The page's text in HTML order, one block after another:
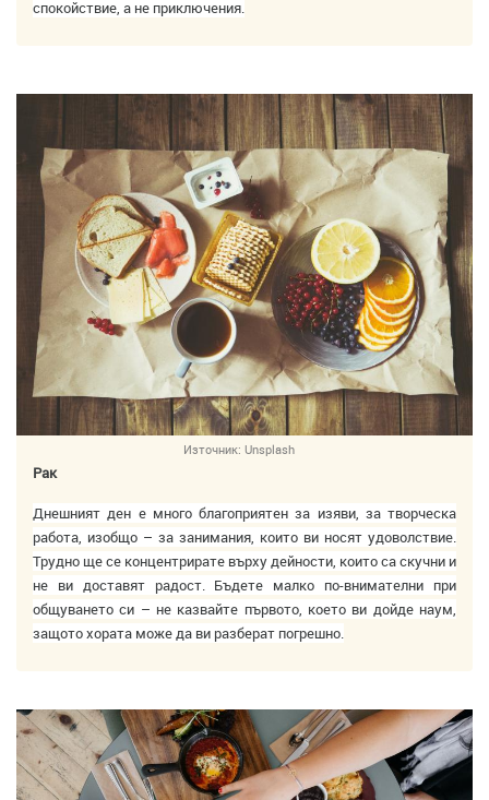
спокойствие, а не приключения.
Източник: Unsplash
Рак
Днешният ден е много благоприятен за изяви, за творческа
работа, изобщо – за занимания, които ви носят удоволствие.
Трудно ще се концентрирате върху дейности, които са скучни и
не ви доставят радост. Бъдете малко по-внимателни при
общуването си – не казвайте първото, което ви дойде наум,
защото хората може да ви разберат погрешно.